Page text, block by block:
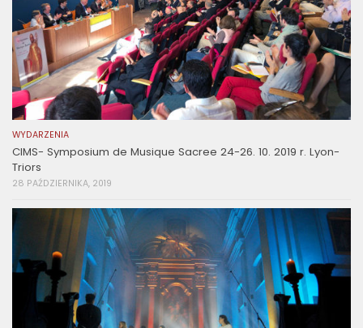
WYDARZENIA
CIMS- Symposium de Musique Sacree 24-26. 10. 2019 r. Lyon-
Triors
28 PAŹDZIERNIKA, 2019